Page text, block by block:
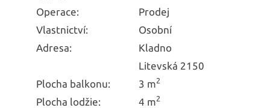
Operace:
Prodej
Vlastnictví:
Osobní
Adresa:
Kladno
Litevská 2150
Plocha balkonu:
3 m2
Plocha lodžie: 4 m2